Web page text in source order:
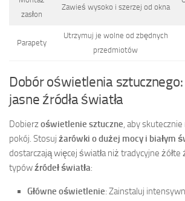
zasłon
Zawieś wysoko i szerzej od okna
Parapety
Utrzymuj je wolne od zbędnych
przedmiotów
Dobór oświetlenia
jasne źródła światła
Dobierzoświetlenie sztuczne , aby
pokój. Stosuj żarówki o dużej mocy i białym
dostarczają więcej światła niż tradycyjne żółte
typówźródeł światła:
Główne oświetlenie: Zainstaluj